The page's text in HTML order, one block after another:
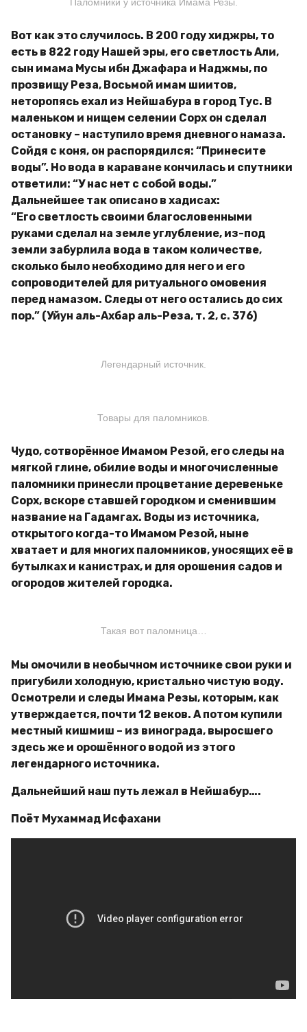
Вот как это случилось. В 200 году хиджры, то
есть в 822 году Нашей эры, его светлость Али,
сын имама Мусы ибн Джафара и Наджмы, по
прозвищу Реза, Восьмой имам шиитов,
неторопясь ехал из Нейшабура в город Тус. В
маленьком и нищем селении Сорх он сделал
остановку – наступило время дневного намаза.
Сойдя с коня, он распорядился: “Принесите
воды”. Но вода в караване кончилась и спутники
ответили: “У нас нет с собой воды.”
Дальнейшее так описано в хадисах:
“Его светлость своими благословенными
руками сделал на земле углубление, из-под
земли забурлила вода в таком количестве,
сколько было необходимо для него и его
сопроводителей для ритуального омовения
перед намазом. Следы от него остались до сих
пор.” (Уйун аль-Ахбар аль-Реза, т. 2, с. 376)
Легендарный источник.
Товары для паломников.
Чудо, сотворённое Имамом Резой, его следы на
мягкой глине, обилие воды и многочисленные
паломники принесли процветание деревеньке
Сорх, вскоре ставшей городком и сменившим
название на Гадамгах. Воды из источника,
открытого когда-то Имамом Резой, ныне
хватает и для многих паломников, уносящих её в
бутылках и канистрах, и для орошения садов и
огородов жителей городка.
Такая вот паломница…
Мы омочили в необычном источнике свои руки и
пригубили холодную, кристально чистую воду.
Осмотрели и следы Имама Резы, которым, как
утверждается, почти 12 веков. А потом купили
местный кишмиш – из винограда, выросшего
здесь же и орошённого водой из этого
легендарного источника.
Дальнейший наш путь лежал в Нейшабур….
Поёт Мухаммад Исфахани